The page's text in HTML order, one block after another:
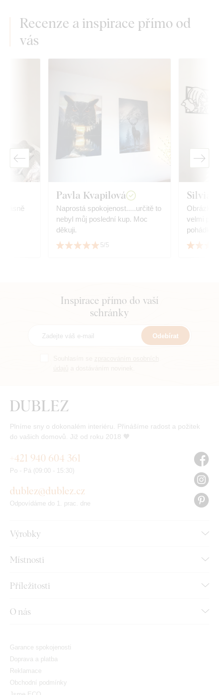
Recenze a inspirace přímo od
vás
Pavla Kvapilová
Naprostá spokojenost.....určitě to
nebyl můj poslední kup. Moc
děkuji.
5/5
Silvia
Obrázky
velmi
pohádka.
Inspirace přímo do vaší
schránky
Odebírat
Plníme sny o dokonalém interiéru. Přinášíme radost a požitek
do vašich domovů. Již od roku 2018 🧡
Výrobky
Místnosti
Příležitosti
O nás
+421 940 604 361
Po - Pá (09:00 - 15:30)
dublez@dublez.cz
Odpovídáme do 1. prac. dne
Garance spokojenosti
Doprava a platba
Reklamace
Obchodní podmínky